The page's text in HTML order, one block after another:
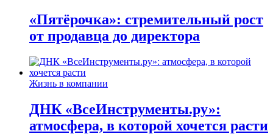
«Пятёрочка»: стремительный рост
от продавца до директора
Жизнь в компании
ДНК «ВсеИнструменты.ру»:
атмосфера, в которой хочется расти